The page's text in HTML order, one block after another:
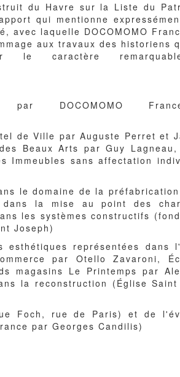
du Havre sur la Liste du
qui mentionne
avec laquelle DOCOMOMO
aux travaux des historiens
caractère
DOCOMOMO
de Ville par Auguste Perret et
Beaux Arts par Guy Lagneau,
Immeubles sans affectation
le domaine de la
la mise au point des
les systèmes constructifs
Joseph)
représentées dans
par Otello Zavaroni,
magasins Le Printemps par
la reconstruction (Église Saint
Foch, rue de Paris) et de
par Georges Candilis)